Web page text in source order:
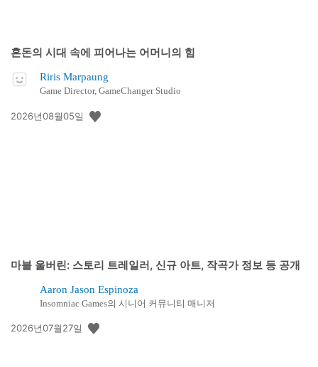
혼돈의 시대 속에 피어나는 어머니의 힘
Riris Marpaung
Game Director, GameChanger Studio
공
2026년08월05일
마블 울버린: 스토리 트레일러, 신규 아트, 작곡가 정보 등 공개
Aaron Jason Espinoza
Insomniac Games의 시니어 커뮤니티 매니저
공
2026년07월27일